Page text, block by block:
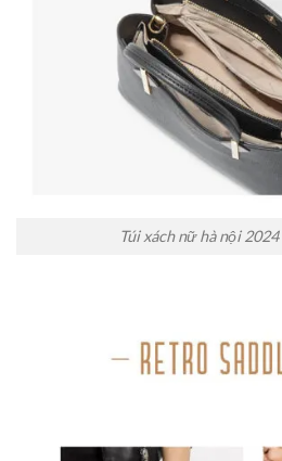
Túi xách nữ hà nội 2024